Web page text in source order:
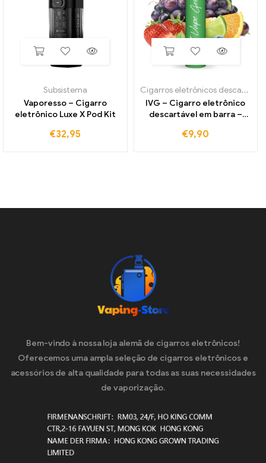
Subsistema
Vaporesso – Cigarro
eletrônico Luxe X Pod Kit
€32,95
Cigarros eletrônicos descartáveis
IVG – Cigarro eletrônico
descartável em barra –
€9,90
Bem-vindo à nossa loja alemã de cigarros eletrônicos!
Oferecemos uma ampla seleção de cigarros eletrônicos e
acessórios de alta qualidade para todas as suas necessidades
de vaporização.